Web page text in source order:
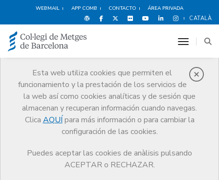
WEBMAIL APP COMB CONTACTO ÁREA PRIVADA
CATALÀ
Esta web utiliza cookies que permiten el
funcionamiento y la prestación de los servicios de
la web así como cookies analíticas y de sesión que
almacenan y recuperan información cuando navegas.
Clica AQUÍ para más información o para cambiar la
configuración de las cookies.
Puedes aceptar las cookies de anàlisis pulsando
ACEPTAR o RECHAZAR.
toggle
Noticias
Comunicación
Noticias
El CoMB declara el 2024 año Dr. Jordi Gol Gurina, en conmemoración al
centenario del nacimiento del emblemático médico de familia e